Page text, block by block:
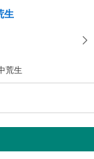
生
荒生